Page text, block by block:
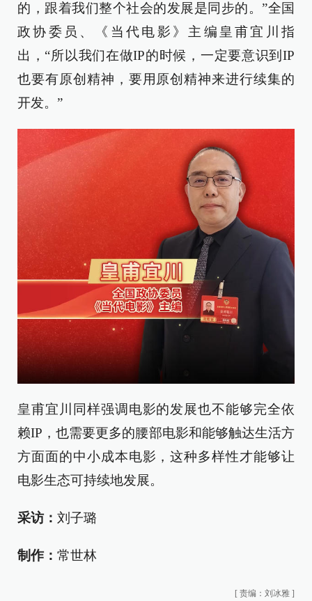
的，跟着我们整个社会的发展是同步的。”全国
政协委员、《当代电影》主编皇甫宜川指
出，“所以我们在做IP的时候，一定要意识到IP
也要有原创精神，要用原创精神来进行续集的
开发。”
皇甫宜川同样强调电影的发展也不能够完全依
赖IP，也需要更多的腰部电影和能够触达生活方
方面面的中小成本电影，这种多样性才能够让
电影生态可持续地发展。
采访： 刘子璐
制作： 常世林
[ 责编：刘冰雅 ]